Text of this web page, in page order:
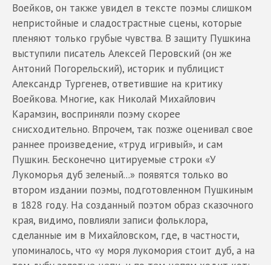
Воейков, он также увидел в тексте поэмы слишком
непристойные и сладострастные сцены, которые
пленяют только грубые чувства. В защиту Пушкина
выступили писатель Алексей Перовский (он же
Антоний Погорельский), историк и публицист
Александр Тургенев, ответившие на критику
Воейкова. Многие, как Николай Михайлович
Карамзин, восприняли поэму скорее
снисходительно. Впрочем, так позже оценивал свое
раннее произведение, «труд игривый», и сам
Пушкин. Бесконечно цитируемые строки «У
Лукоморья дуб зеленый...» появятся только во
втором издании поэмы, подготовленном Пушкиным
в 1828 году. На созданный поэтом образ сказочного
края, видимо, повлияли записи фольклора,
сделанные им в Михайловском, где, в частности,
упоминалось, что «у моря лукомория стоит дуб, а на